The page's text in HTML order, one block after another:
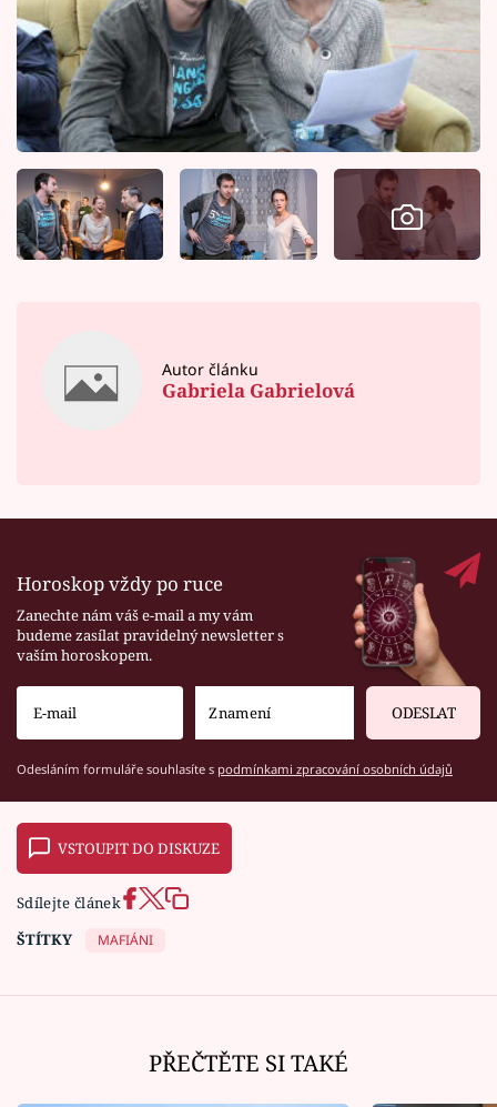
Autor článku
Gabriela Gabrielová
Horoskop vždy po ruce
Zanechte nám váš e-mail a my vám
budeme zasílat pravidelný newsletter s
vaším horoskopem.
ODESLAT
Odesláním formuláře souhlasíte s podmínkami zpracování osobních údajů
VSTOUPIT DO DISKUZE
Sdílejte článek
ŠTÍTKY
MAFIÁNI
PŘEČTĚTE SI TAKÉ